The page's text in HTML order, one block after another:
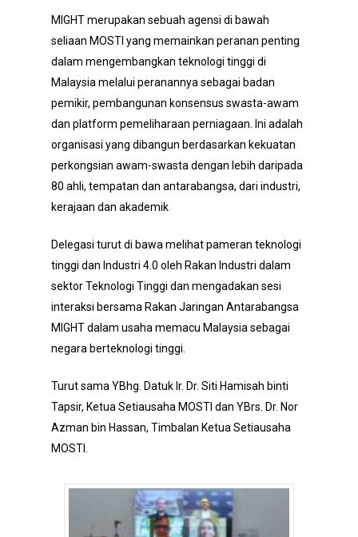
MIGHT merupakan sebuah agensi di bawah
seliaan MOSTI yang memainkan peranan penting
dalam mengembangkan teknologi tinggi di
Malaysia melalui peranannya sebagai badan
pemikir, pembangunan konsensus swasta-awam
dan platform pemeliharaan perniagaan. Ini adalah
organisasi yang dibangun berdasarkan kekuatan
perkongsian awam-swasta dengan lebih daripada
80 ahli, tempatan dan antarabangsa, dari industri,
kerajaan dan akademik
Delegasi turut di bawa melihat pameran teknologi
tinggi dan Industri 4.0 oleh Rakan Industri dalam
sektor Teknologi Tinggi dan mengadakan sesi
interaksi bersama Rakan Jaringan Antarabangsa
MIGHT dalam usaha memacu Malaysia sebagai
negara berteknologi tinggi.
Turut sama YBhg. Datuk Ir. Dr. Siti Hamisah binti
Tapsir, Ketua Setiausaha MOSTI dan YBrs. Dr. Nor
Azman bin Hassan, Timbalan Ketua Setiausaha
MOSTI.